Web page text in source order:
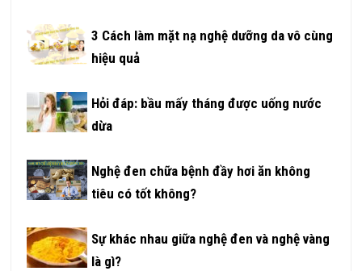
3 Cách làm mặt nạ nghệ dưỡng da vô cùng
hiệu quả
Hỏi đáp: bầu mấy tháng được uống nước
dừa
Nghệ đen chữa bệnh đầy hơi ăn không
tiêu có tốt không?
Sự khác nhau giữa nghệ đen và nghệ vàng
là gì?